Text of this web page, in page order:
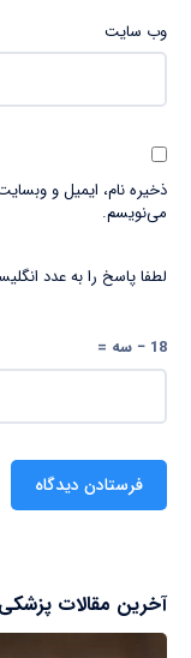
وب‌ سایت
ذخیره نام، ایمیل و
می‌نویسم.
لطفا پاسخ را به عدد
18 − سه =
آخرین مقالات